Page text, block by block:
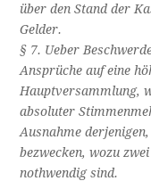
über den Stand der
Gelder.
§ 7. Ueber
Ansprüche auf eine
Hauptversammlung,
absoluter
Ausnahme
bezwecken, wozu
nothwendig sind.